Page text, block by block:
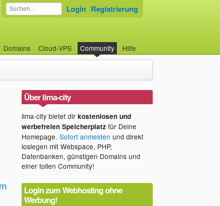
Domains Cloud-VPS Community Hilfe
Login Registrierung
Über lima-city
lima-city bietet dir kostenlosen und
werbefreien Speicherplatzfür Deine
Homepage. Sofort anmelden und direkt
loslegen mit Webspace, PHP,
Datenbanken, günstigen Domains und
einer tollen Community!
Login zum Webhosting ohne
Werbung!